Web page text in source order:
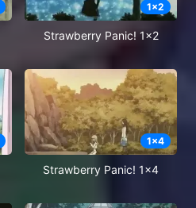
1x2
Strawberry Panic! 1x2
1x4
Strawberry Panic! 1x4